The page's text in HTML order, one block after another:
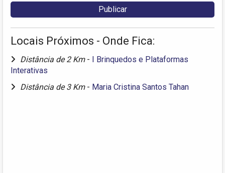
Locais Próximos - Onde Fica:
Distância de 2 Km - I Brinquedos e Plataformas
Interativas
Distância de 3 Km - Maria Cristina Santos Tahan